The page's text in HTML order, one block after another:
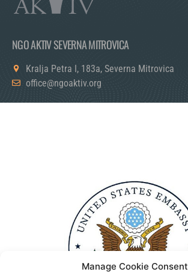
Manage Cookie Consent
NGO AKTIV SEVERNA MITROVICA
Kralja Petra I, 183a, Severna Mitrovica
office@ngoaktiv.org